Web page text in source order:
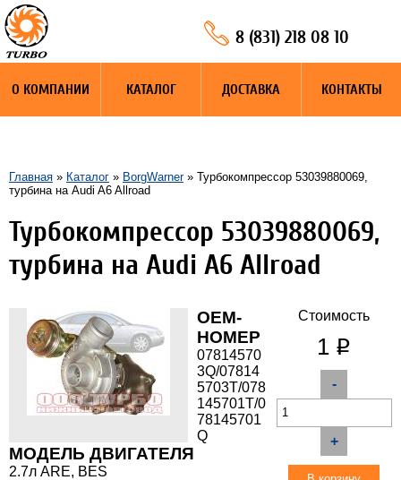
О КОМПАНИИ КАТАЛОГ ДОСТАВКА КОНТАКТЫ
8 (831) 218 08 10
Главная » Каталог » BorgWarner» Турбокомпрессор 53039880069,
турбина на Audi A6 Allroad
Турбокомпрессор 53039880069,
турбина на Audi A6 Allroad
Стоимость
1 q
-
+
OEM-
НОМЕР
07814570
3Q/07814
5703T/078
145701T/0
78145701
Q
МОДЕЛЬ ДВИГАТЕЛЯ
2.7л ARE, BES